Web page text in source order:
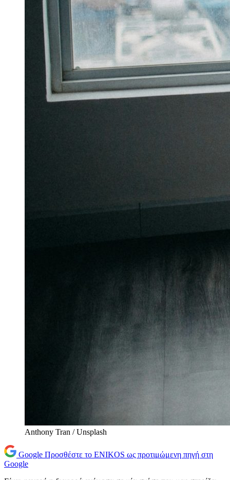
Anthony Tran / Unsplash
Google Προσθέστε το ENIKOS ως προτιμώμενη πηγή στη
Google